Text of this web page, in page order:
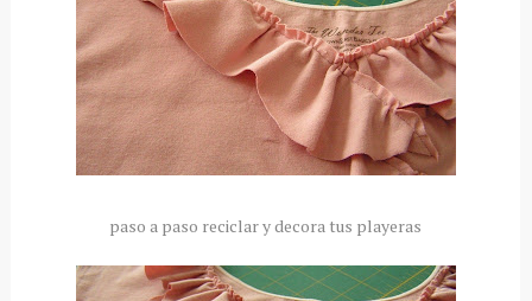
paso a paso reciclar y decora tus playeras